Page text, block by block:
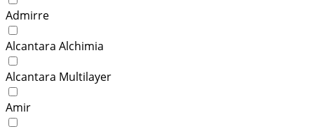
Admirre
Alcantara Alchimia
Alcantara Multilayer
Amir